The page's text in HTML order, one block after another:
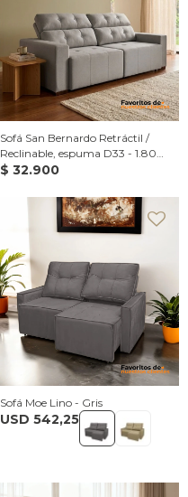
Sofá San Bernardo Retráctil /
Reclinable, espuma D33 - 1.80
de largo, cuerpo entero
$ 32.900
Sofá Moe Lino - Gris
USD 542,25